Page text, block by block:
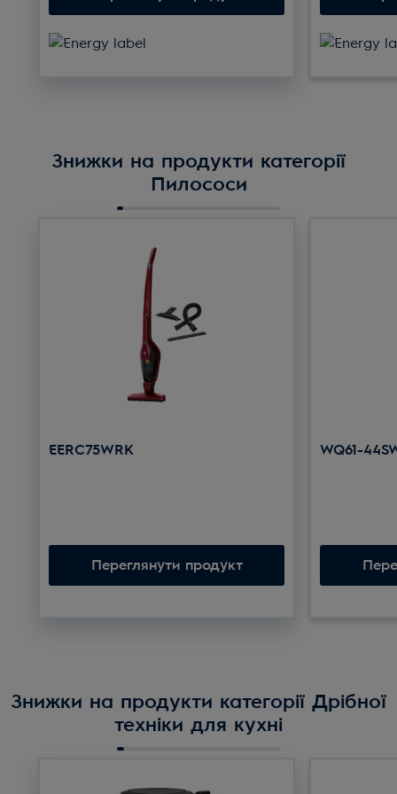
Знижки на продукти категорії
Пилососи
EERC75WRK
Переглянути продукт
WQ61-
Знижки на продукти категорії Дрібної
техніки для кухні